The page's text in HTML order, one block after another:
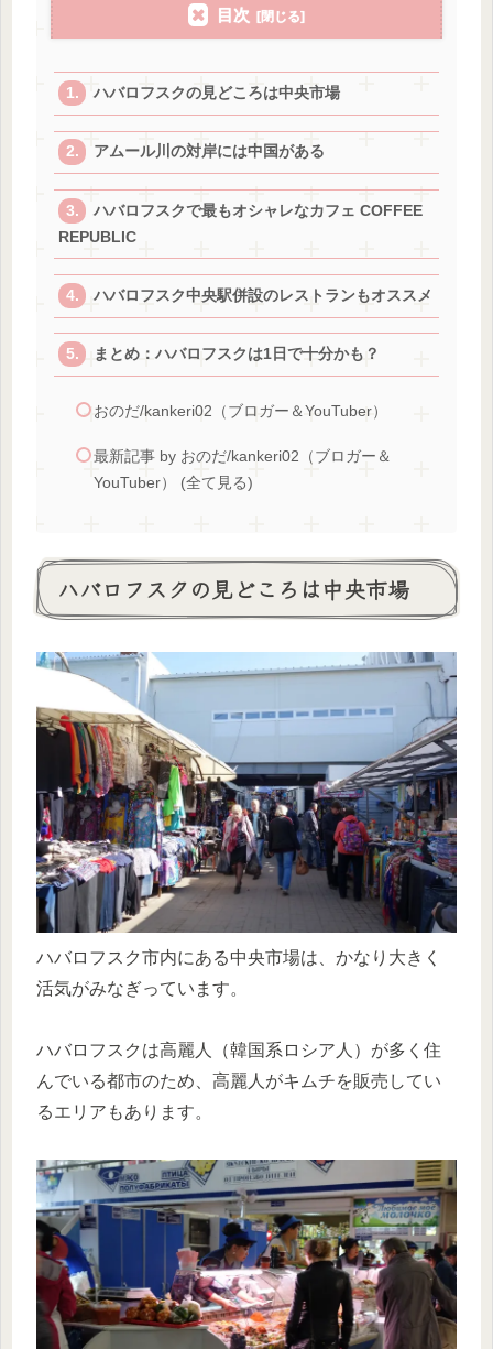
目次
ハバロフスクの見どころは中央市場
アムール川の対岸には中国がある
ハバロフスクで最もオシャレなカフェ COFFEE
REPUBLIC
ハバロフスク中央駅併設のレストランもオススメ
まとめ：ハバロフスクは1日で十分かも？
おのだ/kankeri02（ブロガー＆YouTuber）
最新記事 by おのだ/kankeri02（ブロガー＆
YouTuber） (全て見る)
ハバロフスクの見どころは中央市場
ハバロフスク市内にある中央市場は、かなり大きく
活気がみなぎっています。
ハバロフスクは高麗人（韓国系ロシア人）が多く住
んでいる都市のため、高麗人がキムチを販売してい
るエリアもあります。